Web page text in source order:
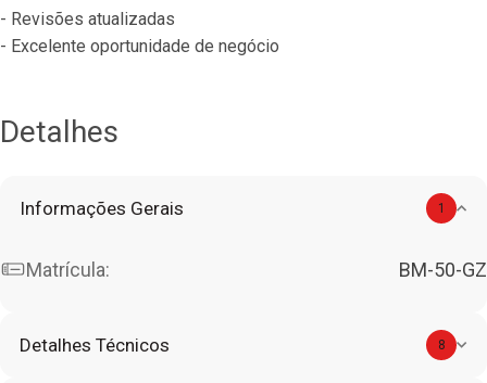
- Revisões atualizadas
- Excelente oportunidade de negócio
Detalhes
Informações Gerais 1
Matrícula: BM-50-GZ
Detalhes Técnicos 8